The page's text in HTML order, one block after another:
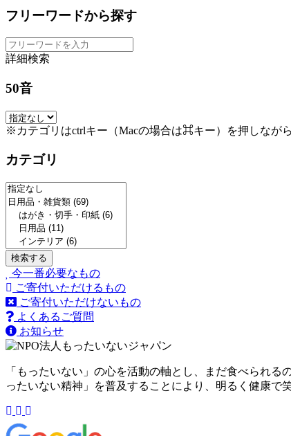
フリーワードから探す
詳細検索
50音
※カテゴリはctrlキー（Macの場合は⌘キー）を押しなが
カテゴリ
今一番必要なもの
ご寄付いただけるもの
ご寄付いただけないもの
よくあるご質問
お知らせ
「もったいない」の心を活動の軸とし、まだ食べられ
ったいない精神」を普及することにより、明るく健康で